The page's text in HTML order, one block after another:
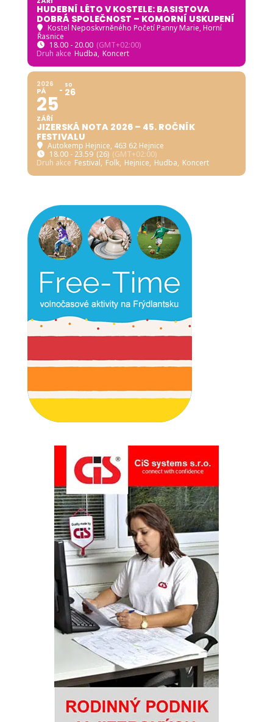
HUDEBNÍ LÉTO V KOSTELE: BASISTOVA
DOBRÁ SPOLEČNOST – KOMORNÍ USKUPENÍ
Kostel Neposkvrněného Početí Panny Marie, Horní
Řasnice
18.00 - 20.00 (GMT+02:00)
Druh akce Hudba, Koncert
2026
PÁ
25
ZÁŘÍ
SO
26
JIZERSKÁ NOTA 2026 – 45. ROČNÍK
FESTIVALU
Autokemp Hejnice, 463 62 Hejnice
18.00 - 23.59 (26) (GMT+02:00)
Druh akce Festival, Folk, Hejnice, Hudba, Koncert